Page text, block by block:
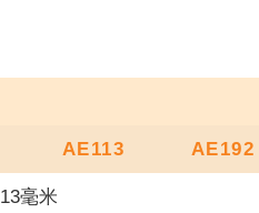
AE113 AE192
13毫米